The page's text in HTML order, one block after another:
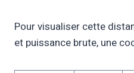
Pour visualiser cette
et puissance brute, une